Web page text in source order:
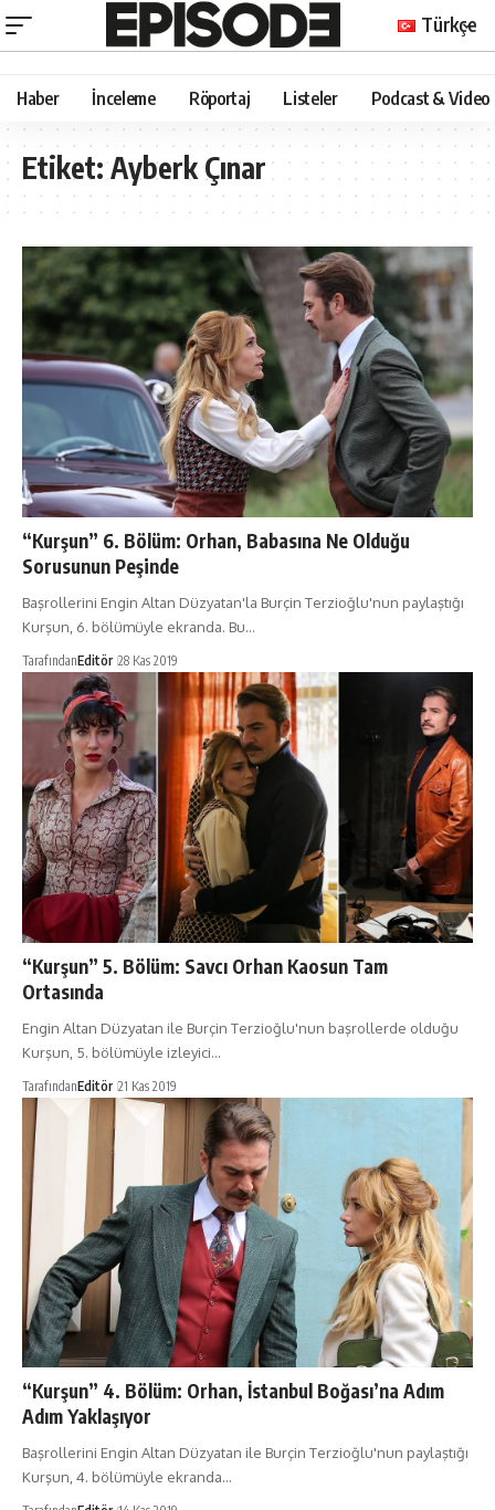
Türkçe
Haber İnceleme Röportaj Listeler Podcast & Video
Etiket:Ayberk Çınar
“Kurşun” 6. Bölüm: Orhan, Babasına Ne Olduğu
Sorusunun Peşinde
Başrollerini Engin Altan Düzyatan'la Burçin Terzioğlu'nun paylaştığı
Kurşun, 6. bölümüyle ekranda. Bu…
TarafındanEditör 28 Kas 2019
“Kurşun” 5. Bölüm: Savcı Orhan Kaosun Tam
Ortasında
Engin Altan Düzyatan ile Burçin Terzioğlu'nun başrollerde olduğu
Kurşun, 5. bölümüyle izleyici…
TarafındanEditör 21 Kas 2019
“Kurşun” 4. Bölüm: Orhan, İstanbul Boğası’na Adım
Adım Yaklaşıyor
Başrollerini Engin Altan Düzyatan ile Burçin Terzioğlu'nun paylaştığı
Kurşun, 4. bölümüyle ekranda…